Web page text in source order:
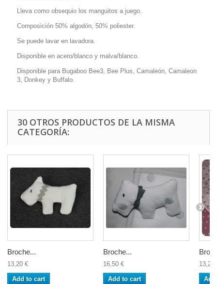
Lleva como obsequio los manguitos a juego.
Composición 50% algodón, 50% poliester.
Se puede lavar en lavadora.
Disponible en acero/blanco y malva/blanco.
Disponible para Bugaboo Bee3, Bee Plus, Camaleón, Camaleon
3, Donkey y Buffalo.
30 OTROS PRODUCTOS DE LA MISMA
CATEGORÍA:
Broche...
13,20 €
Add to cart
Broche...
16,50 €
Add to cart
13,20